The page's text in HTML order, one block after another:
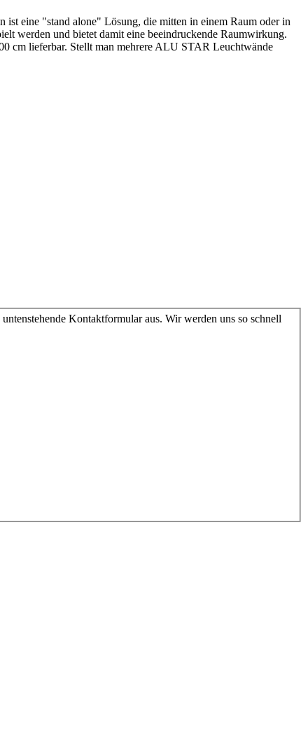
eine "stand alone" Lösung, die mitten in einem Raum oder in
werden und bietet damit eine beeindruckende Raumwirkung.
cm lieferbar. Stellt man mehrere ALU STAR Leuchtwände
Kontaktformular aus. Wir werden uns so schnell